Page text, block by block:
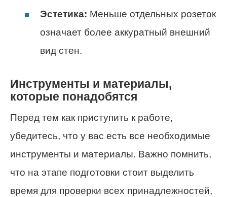
Эстетика: Меньше отдельных розеток
означает более аккуратный внешний
вид стен.
Инструменты и материалы,
которые понадобятся
Перед тем как приступить к работе,
убедитесь, что у вас есть все необходимые
инструменты и материалы. Важно помнить,
что на этапе подготовки стоит выделить
время для проверки всех принадлежностей,